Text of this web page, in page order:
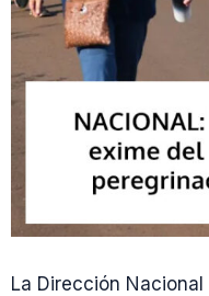
La Dirección